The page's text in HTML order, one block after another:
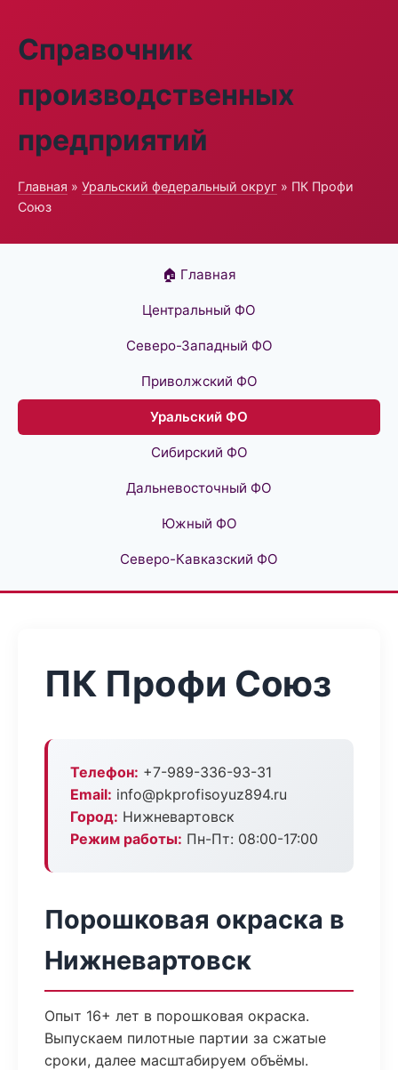
Справочник
производственных
предприятий
Главная » Уральский федеральный округ » ПК Профи
Союз
🏠 Главная
Центральный ФО
Северо-Западный ФО
Приволжский ФО
Уральский ФО
Сибирский ФО
Дальневосточный ФО
Южный ФО
Северо-Кавказский ФО
ПК Профи Союз
Телефон: +7-989-336-93-31
Email: info@pkprofisoyuz894.ru
Город: Нижневартовск
Режим работы: Пн-Пт: 08:00-17:00
Порошковая окраска в
Нижневартовск
Опыт 16+ лет в порошковая окраска.
Выпускаем пилотные партии за сжатые
сроки, далее масштабируем объёмы.